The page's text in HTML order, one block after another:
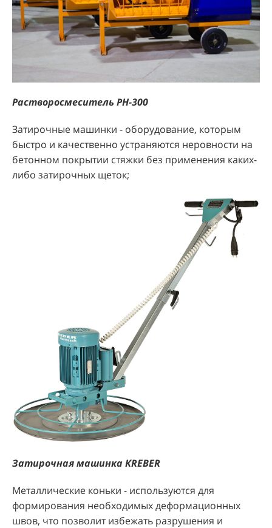
Растворосмеситель РН-300
Затирочные машинки - оборудование, которым
быстро и качественно устраняются неровности на
бетонном покрытии стяжки без применения каких-
либо затирочных щеток;
Затирочная машинка KREBER
Металлические коньки - используются для
формирования необходимых деформационных
швов, что позволит избежать разрушения и